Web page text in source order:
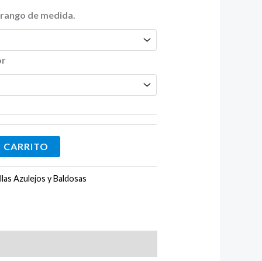
de medida.
Azulejos y Baldosas